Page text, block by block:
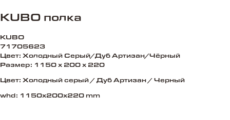
KUBO полка
KUBO
71705623
Цвет: Холодный Серый/Дуб Артизан/Чёрный
Размер: 1150 x 200 x 220
Цвет: Холодный серый / Дуб Артизан / Черный
whd: 1150x200x220 mm